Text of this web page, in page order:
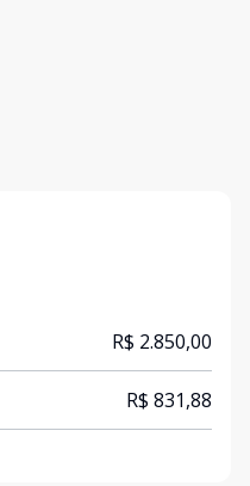
R$ 2.850,00
R$ 831,88